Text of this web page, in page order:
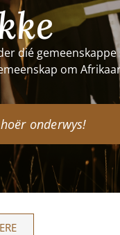
dié
om
onderwys!